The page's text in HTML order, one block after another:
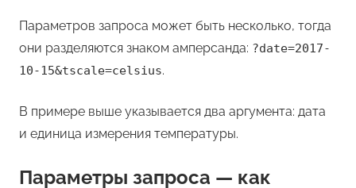
Параметров запроса может быть несколько, тогда
они разделяются знаком амперсанда: ?date=2017-
10-15&tscale=celsius.
В примере выше указывается два аргумента: дата
и единица измерения температуры.
Параметры запроса — как